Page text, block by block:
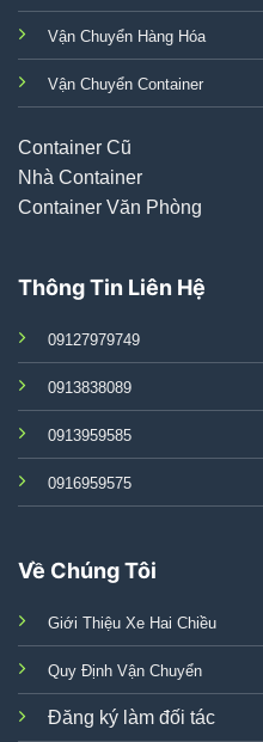
Vận Chuyển Hàng Hóa
Vận Chuyển Container
Container Cũ
Nhà Container
Container Văn Phòng
Thông Tin Liên Hệ
09127979749
0913838089
0913959585
0916959575
Về Chúng Tôi
Giới Thiệu Xe Hai Chiều
Quy Định Vận Chuyển
Đăng ký làm đối tác